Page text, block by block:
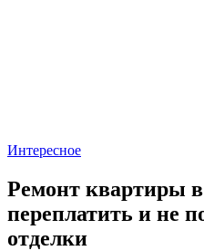
Интересное
Ремонт квартиры
переплатить и не
отделки